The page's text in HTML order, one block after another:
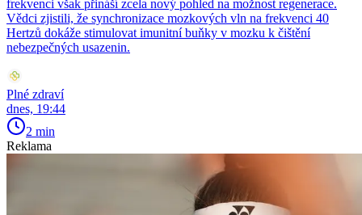
frekvenci však přináší zcela nový pohled na možnost regenerace.
Vědci zjistili, že synchronizace mozkových vln na frekvenci 40
Hertzů dokáže stimulovat imunitní buňky v mozku k čištění
nebezpečných usazenin.
Plné zdraví
dnes, 19:44
2 min
Reklama